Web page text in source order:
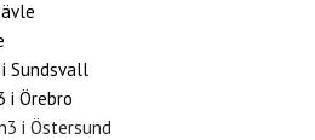
Sundsvall
i Örebro
i Östersund